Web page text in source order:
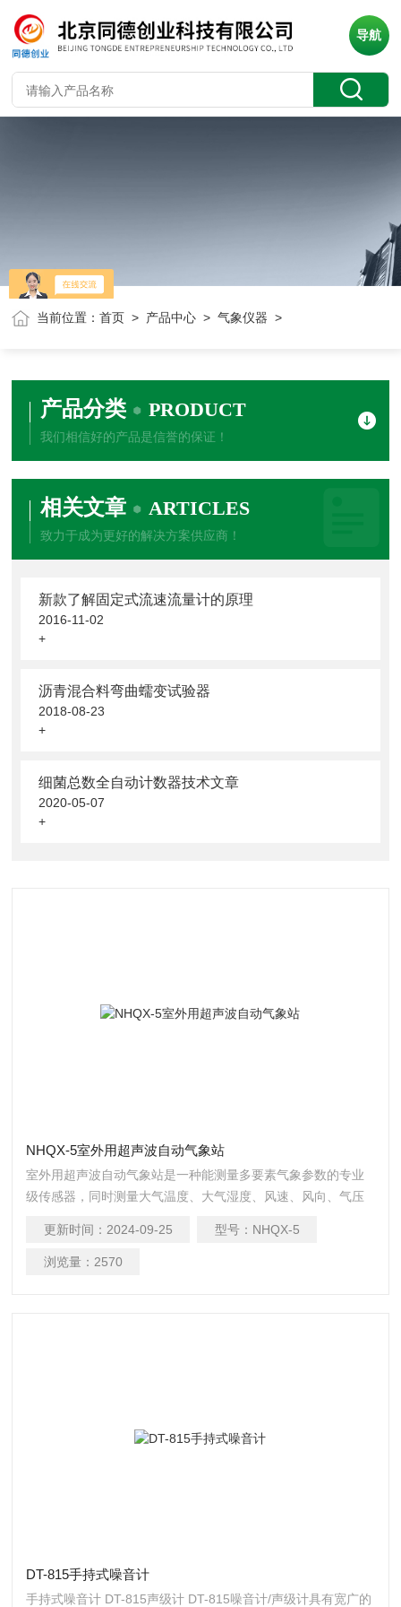
导航
当前位置：首页 > 产品中心 >气象仪器 >
产品分类 PRODUCT
我们相信好的产品是信誉的保证！
相关文章 ARTICLES
致力于成为更好的解决方案供应商！
新款了解固定式流速流量计的原理
2016-11-02
+
沥青混合料弯曲蠕变试验器
2018-08-23
+
细菌总数全自动计数器技术文章
2020-05-07
+
NHQX-5室外用超声波自动气象站
室外用超声波自动气象站是一种能测量多要素气象参数的专业
级传感器，同时测量大气温度、大气湿度、风速、风向、气压
使用标准的工业探头，置于辐射防护罩内。
更新时间： 2024-09-25 型号： NHQX-5
浏览量： 2570
DT-815手持式噪音计
手持式噪音计 DT-815声级计 DT-815噪音计/声级计具有宽广的